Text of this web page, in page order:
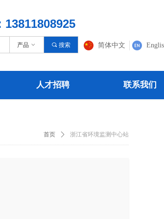
人才招聘 联系我们
简体中文
끠 搜索
产品 ꀁ
13811808925
首页 ꄲ 浙江省环境监测中心站